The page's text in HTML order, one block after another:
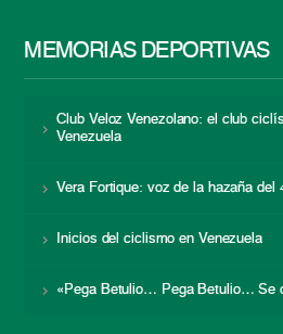
MEMORIAS DEPORTIVAS
Club Veloz Venezolano: el club
Venezuela
Vera Fortique: voz de la hazaña del
Inicios del ciclismo en Venezuela
«Pega Betulio… Pega Betulio… Se